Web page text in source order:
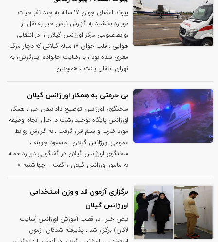
پیوند اعضای جوان ۱۷ ساله به چند نفر حیات
دوباره بخشید به گزارش نبض خبر به نقل از
روابط‌عمومی مرکز اورژانس گیلان ؛ در انتقالی
هوایی ، قلب جوان ۱۷ ساله گیلانی که دچار مرگ
مغزی شده بود ، با رضایت خانواده ایثارگرش، به
تهران انتقال یافت ، همچنین
بی حرمتی به همکار اورژانس گیلان
سخنگوی اورژانس توضیح داد نبض خبر : همکار
اورژانس پایگاه توحید رشت در حال انجام وظیفه
مورد ضرب و شتم قرار گرفت . به گزارش روابط
عمومی اورژانس گیلان : مسعود جوبنه ،
سخنگوی اورژانس گیلان در گفتگویی درباره حمله
به مامور اورژانس گیلان ، گفت : چهارشنبه ۸
برگزاری آزمون قد و وزن استخدامی
اورژانس گیلان
نبض خبر : در قطب آموزش اورژانس (سایت
لاکان) برگزار شد . پذیرفته شدگان آزمون